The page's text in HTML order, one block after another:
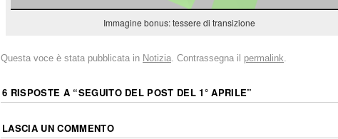
Immagine bonus: tessere di transizione
Questa voce è stata pubblicata in Notizia . Contrassegna il permalink
6 RISPOSTE A “SEGUITO DEL POST DEL 1° APRILE”
LASCIA UN COMMENTO